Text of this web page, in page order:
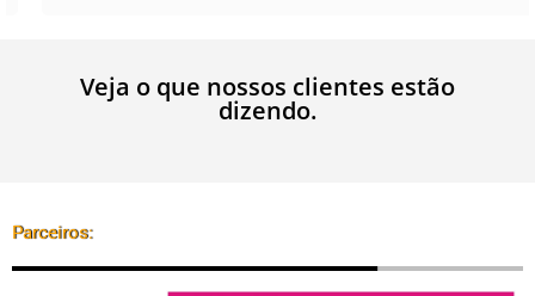
Veja o que nossos clientes estão
dizendo.
Parceiros: